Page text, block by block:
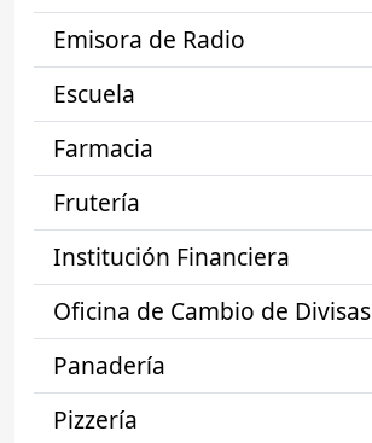
Emisora de Radio
Escuela
Farmacia
Frutería
Institución Financiera
Oficina de Cambio de Divisas
Panadería
Pizzería